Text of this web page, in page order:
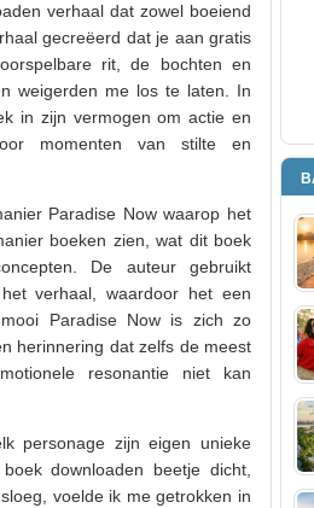
verhaal dat zowel boeiend
gecreëerd dat je aan gratis
rit, de bochten en
weigerden me los te laten. In
in zijn vermogen om actie en
momenten van stilte en
Paradise Now waarop het
boeken zien, wat dit boek
De auteur gebruikt
verhaal, waardoor het een
Paradise Now is zich zo
herinnering dat zelfs de meest
resonantie niet kan
personage zijn eigen unieke
downloaden beetje dicht,
voelde ik me getrokken in